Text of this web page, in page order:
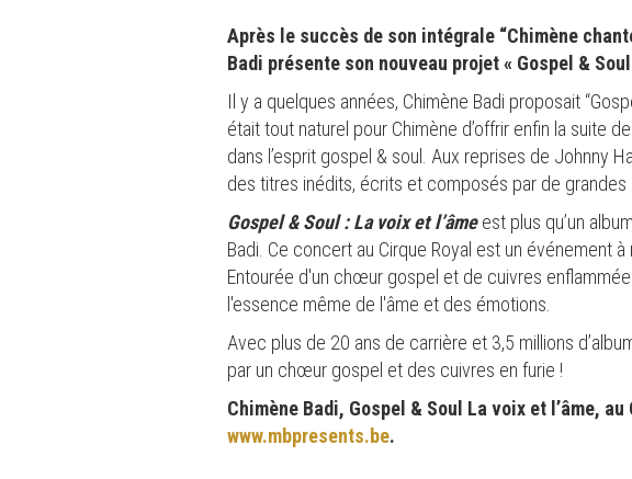
Après le succès de son intégrale “Chimène
Badi présente son nouveau projet « Gospel &
Il y a quelques années, Chimène Badi proposait
était tout naturel pour Chimène d’offrir enfin la suite
dans l’esprit gospel & soul. Aux reprises de Johnny
des titres inédits, écrits et composés par de
Gospel & Soul : La voix et l’âmeest plus qu’un
Badi. Ce concert au Cirque Royal est un événement
Entourée d'un chœur gospel et de cuivres
l'essence même de l'âme et des émotions.
Avec plus de 20 ans de carrière et 3,5 millions
par un chœur gospel et des cuivres en furie !
Chimène Badi, Gospel & Soul La voix et l’âme, au
www.mbpresents.be.